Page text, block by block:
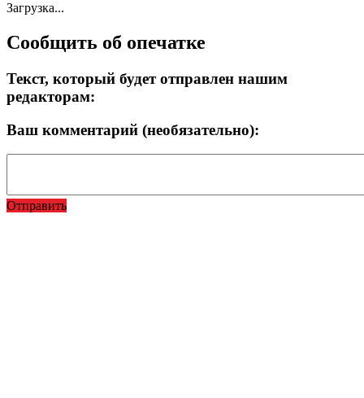
Загрузка...
Сообщить об опечатке
Текст, который будет отправлен нашим
редакторам:
Ваш комментарий (необязательно):
Отправить